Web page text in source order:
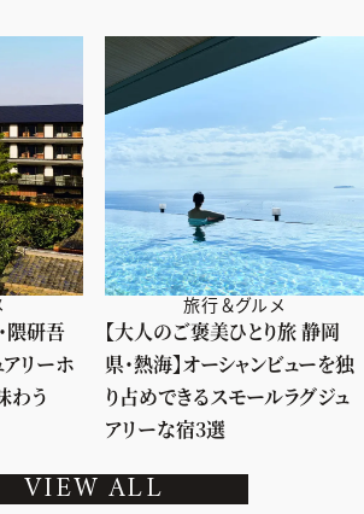
隈研吾
リーホ
わう
旅行＆グルメ
【大人のご褒美ひとり旅 静岡
県・熱海】オーシャンビューを独
り占めできるスモールラグジュ
アリーな宿3選
VIEW ALL